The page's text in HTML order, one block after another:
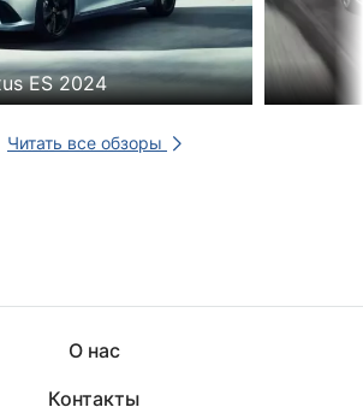
ES 2024
Читать все обзоры
О нас
Контакты